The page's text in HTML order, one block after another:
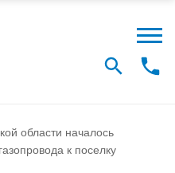
области началось
к поселку